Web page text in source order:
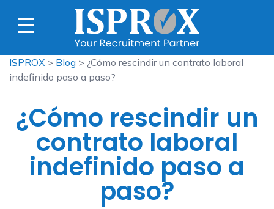
ISPROX > Blog > ¿Cómo rescindir un contrato laboral
indefinido paso a paso?
¿Cómo rescindir un
contrato laboral
indefinido paso a
paso?